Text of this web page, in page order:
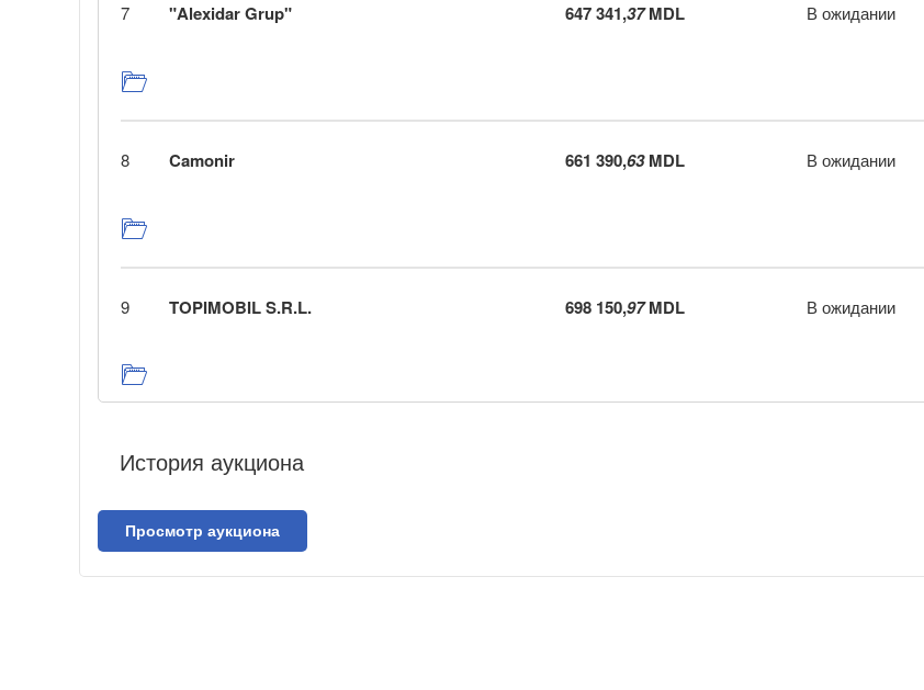
7 "Alexidar Grup" 647 341,37MDL В ожидании
8 Camonir 661 390,63MDL В ожидании
9 TOPIMOBIL S.R.L. 698 150,97MDL В ожидании
История аукциона
Просмотр аукциона